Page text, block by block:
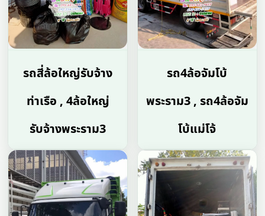
รถสี่ล้อใหญ่รับจ้าง
ท่าเรือ , 4ล้อใหญ่
รับจ้างพระราม3
รถ4ล้อจัมโบ้
พระราม3 , รถ4ล้อจัม
โบ้แม่โจ้